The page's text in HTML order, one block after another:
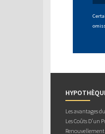
Les avantages
Les Coûts D’un